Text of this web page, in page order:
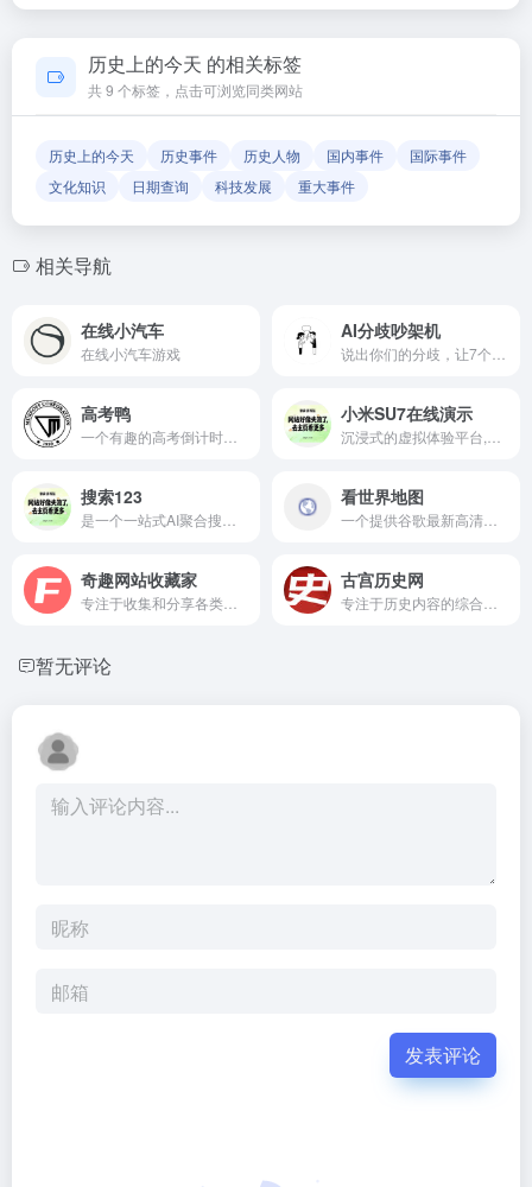
网站的内容与服务由该网站运营方负责。
如果发现链接无法打开或内容已变更，您可以使用页面上的
确保导航链接的准确性和有效性。
历史上的今天 的相关标签
共 9 个标签，点击可浏览同类网站
历史上的今天 历史事件 历史人物 国内事件
国际事件
文化知识
日期查询 科技发展 重大事件
相关导航
在线小汽车
在线小汽车游戏
AI分歧吵架机
高考鸭 小米SU7在线演示
搜索123 看世界地图
奇趣网站收藏家 古宫历史网
暂无评论
发表评论